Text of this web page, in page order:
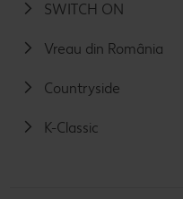
SWITCH ON
Vreau din România
Countryside
K-Classic